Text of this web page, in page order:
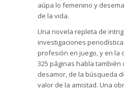
Este momento de la
de su mejor cliente coincide
Roma de un antiguo
Los recuerdos que tanto
tienen de Leo no son muy
hecho, Leo llegó a
relación cuando Giulia y
comenzado la suya.
aúpa lo femenino y
de la vida.
Una novela repleta de
investigaciones
profesión en juego, y en la
325 páginas habla también
desamor, de la búsqueda
valor de la amistad. Una